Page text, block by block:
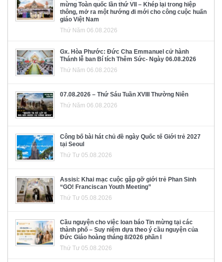
mừng Toàn quốc lần thứ VII – Khép lại trong hiệp
thông, mở ra một hướng đi mới cho công cuộc huấn
giáo Việt Nam
Thứ Năm 06.08.2026
Gx. Hòa Phước: Đức Cha Emmanuel cử hành
Thánh lễ ban Bí tích Thêm Sức- Ngày 06.08.2026
Thứ Năm 06.08.2026
07.08.2026 – Thứ Sáu Tuần XVIII Thường Niên
Thứ Năm 06.08.2026
Công bố bài hát chủ đề ngày Quốc tế Giới trẻ 2027
tại Seoul
Thứ Tư 05.08.2026
Assisi: Khai mạc cuộc gặp gỡ giới trẻ Phan Sinh
“GO! Franciscan Youth Meeting”
Thứ Tư 05.08.2026
Cầu nguyện cho việc loan báo Tin mừng tại các
thành phố – Suy niệm dựa theo ý cầu nguyện của
Đức Giáo hoàng tháng 8/2026 phần I
Thứ Tư 05.08.2026